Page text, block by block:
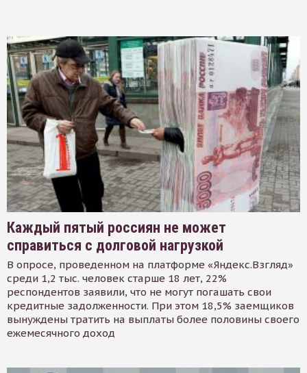
Каждый пятый россиян не может
справиться с долговой нагрузкой
В опросе, проведенном на платформе «Яндекс.Взгляд»
среди 1,2 тыс. человек старше 18 лет, 22%
респондентов заявили, что не могут погашать свои
кредитные задолженности. При этом 18,5% заемщиков
вынуждены тратить на выплаты более половины своего
ежемесячного доход